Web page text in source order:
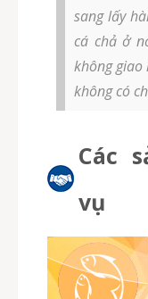
sang lấy
cá chả ở
không giao
không có
Các
vụ